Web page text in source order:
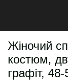
Жіночий
костюм,
графіт, 48-